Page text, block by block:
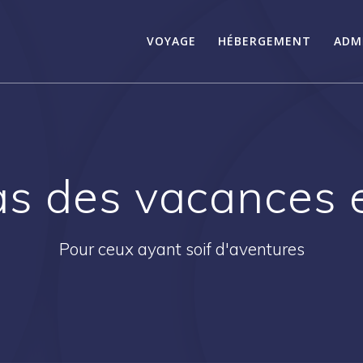
VOYAGE HÉBERGEMENT
des vacances
Pour ceux ayant soif d'aventures